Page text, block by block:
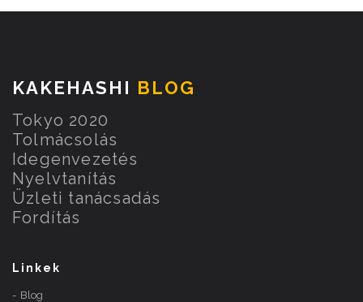
KAKEHASHI BLOG
Tokyo 2020
Tolmácsolás
Idegenvezetés
Nyelvtanítás
Üzleti tanácsadás
Fordítás
Linkek
Blog